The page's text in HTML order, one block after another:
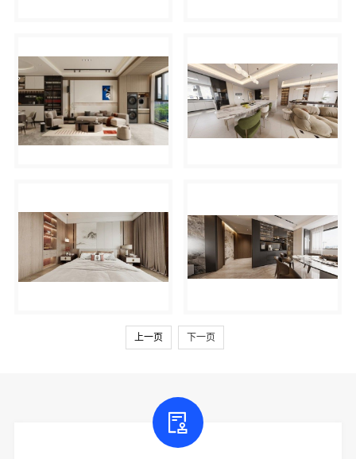
上一页 下一页